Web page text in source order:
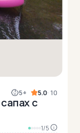
5+ 5.0· 10
с
1/5